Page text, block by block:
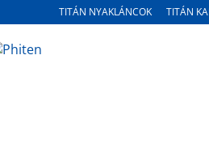
TITÁN NYAKLÁNCOK TITÁN